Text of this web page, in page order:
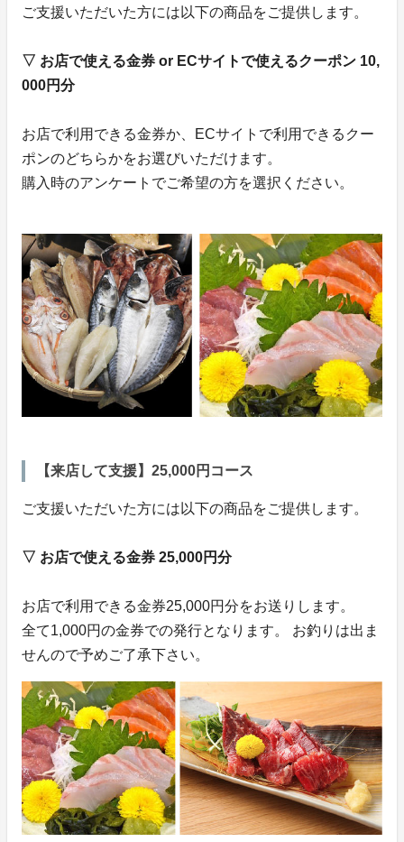
ご支援いただいた方には以下の商品をご提供します。
▽ お店で使える金券 or ECサイトで使えるクーポン 10,
000円分
お店で利用できる金券か、ECサイトで利用できるクー
ポンのどちらかをお選びいただけます。
購入時のアンケートでご希望の方を選択ください。
【来店して支援】25,000円コース
ご支援いただいた方には以下の商品をご提供します。
▽ お店で使える金券 25,000円分
お店で利用できる金券25,000円分をお送りします。
全て1,000円の金券での発行となります。 お釣りは出ま
せんので予めご了承下さい。